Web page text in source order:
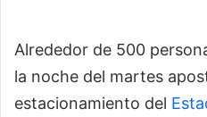
Alrededor de 500
la noche del martes
estacionamiento del